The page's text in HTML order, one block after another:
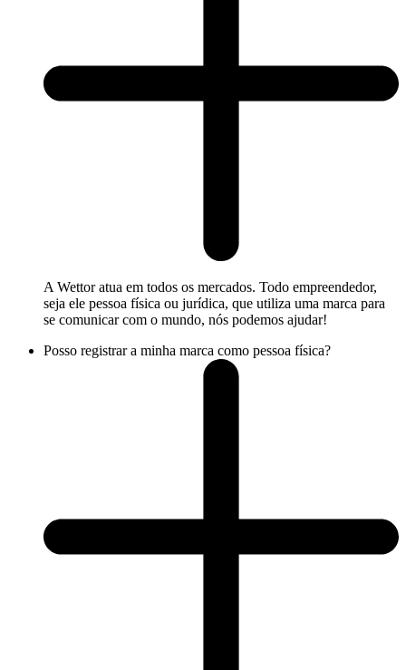
A Wettor atua em todos os mercados. Todo empreendedor,
seja ele pessoa física ou jurídica, que utiliza uma marca para
se comunicar com o mundo, nós podemos ajudar!
Posso registrar a minha marca como pessoa física?